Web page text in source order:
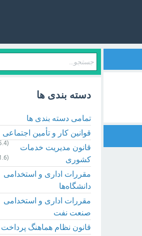
دسته بندی ها
تمامی دسته بندی ها
قوانین کار و تأمین اجتماعی
(5.4هزار)
قانون مدیریت خدمات
کشوری
(1.6هزار)
مقررات اداری و استخدامی
دانشگاه‌ها
مقررات اداری و استخدامی
صنعت نفت
قانون نظام هماهنگ پرداخت